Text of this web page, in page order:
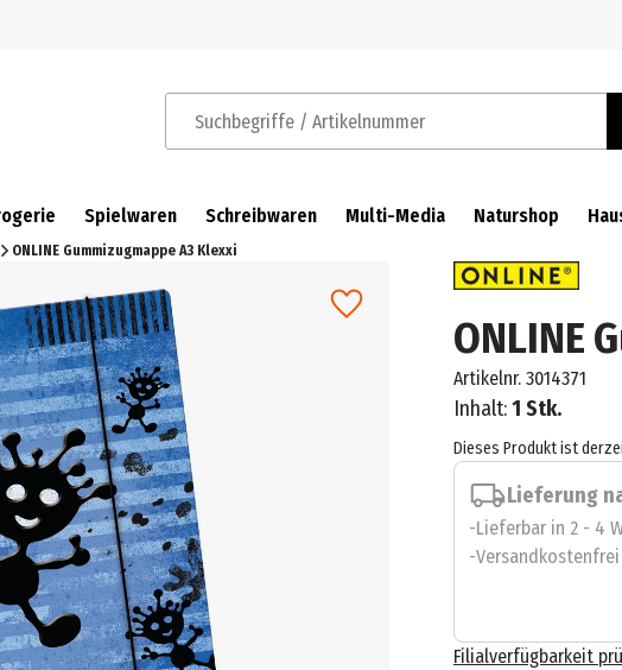
Suchbegriffe / Artikelnummer
Spielwaren Schreibwaren Multi-Media Naturshop
ONLINE Gummizugmappe A3 Klexxi
ONLINE
Artikelnr. 3014371
Inhalt:1 Stk.
Dieses Produkt ist
Lieferung
Lieferbar in 2 - 4
Filialverfügbarkeit